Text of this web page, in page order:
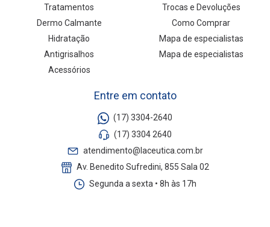
Tratamentos
Dermo Calmante
Hidratação
Antigrisalhos
Acessórios
Trocas e Devoluções
Como Comprar
Mapa de especialistas
Mapa de especialistas
Entre em contato
(17) 3304-2640
(17) 3304 2640
atendimento@laceutica.com.br
Av. Benedito Sufredini, 855 Sala 02
Segunda a sexta • 8h às 17h